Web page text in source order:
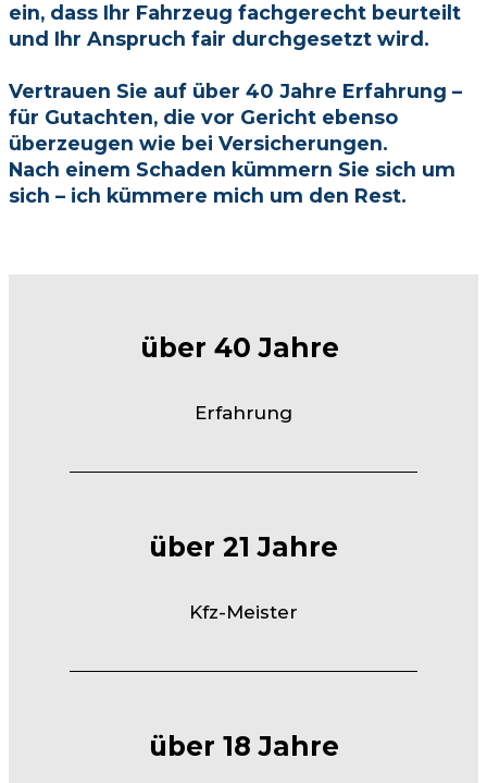
ein, dass Ihr Fahrzeug fachgerecht beurteilt
und Ihr Anspruch fair durchgesetzt wird.
Vertrauen Sie auf über 40 Jahre Erfahrung –
für Gutachten, die vor Gericht ebenso
überzeugen wie bei Versicherungen.
Nach einem Schaden kümmern Sie sich um
sich – ich kümmere mich um den Rest.
über 40 Jahre
Erfahrung
über 21 Jahre
Kfz-Meister
über 18 Jahre